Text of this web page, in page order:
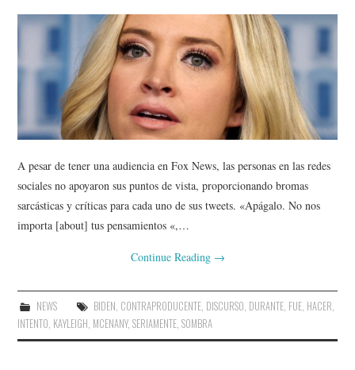
A pesar de tener una audiencia en Fox News, las personas en las redes
sociales no apoyaron sus puntos de vista, proporcionando bromas
sarcásticas y críticas para cada uno de sus tweets. «Apágalo. No nos
importa [about] tus pensamientos «,…
Continue Reading →
NEWS BIDEN, CONTRAPRODUCENTE, DISCURSO, DURANTE, FUE, HACER,
INTENTO, KAYLEIGH, MCENANY,SERIAMENTE,SOMBRA